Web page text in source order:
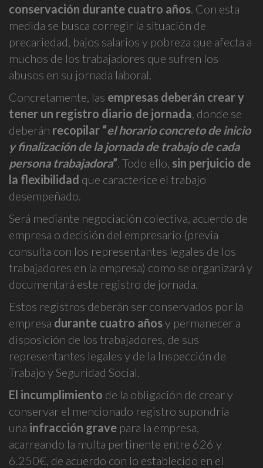
conservación durante cuatro años . Con esta
medida se busca corregir la situación de
precariedad, bajos salarios y pobreza que afecta a
muchos de los trabajadores que sufren los
abusos en su jornada laboral.
Concretamente, las empresas deberán crear y
tener un registro diario de jornada , donde se
deberán recopilar “el horario concreto de inicio
y finalización de la jornada de trabajo de cada
persona trabajadora” . Todo ello, sin perjuicio de
la flexibilidad que caracterice el trabajo
desempeñado.
Será mediante negociación colectiva, acuerdo de
empresa o decisión del empresario (previa
consulta con los representantes legales de los
trabajadores en la empresa) como se organizará y
documentará este registro de jornada.
Estos registros deberán ser conservados por la
empresa durante cuatro añosy permanecer a
disposición de los trabajadores, de sus
representantes legales y de la Inspección de
Trabajo y Seguridad Social.
El incumplimiento de la obligación de crear y
conservar el mencionado registro supondría
una infracción grave para la empresa,
acarreando la multa pertinente entre 626 y
6.250€, de acuerdo con lo establecido en el